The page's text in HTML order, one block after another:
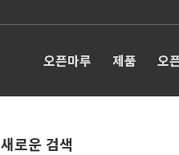
오픈마루 제품 오
새로운 검색